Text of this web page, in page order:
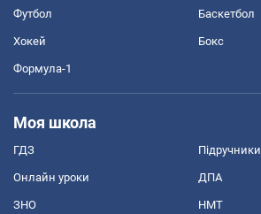
Футбол Баскетбол
Хокей Бокс
Формула-1
Моя школа
ГДЗ Підручники
Онлайн уроки ДПА
ЗНО НМТ